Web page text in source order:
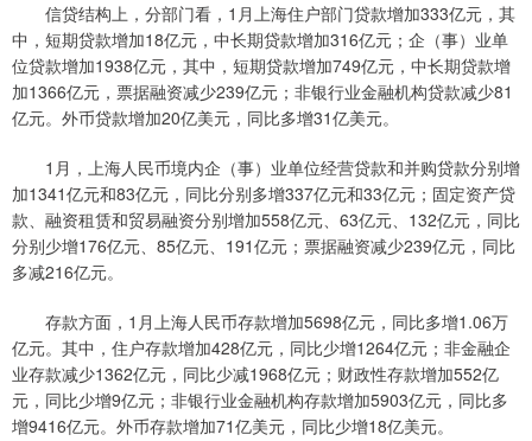
信贷结构上，分部门看，1月上海住户部门贷款增加333亿元，其
中，短期贷款增加18亿元，中长期贷款增加316亿元；企（事）业单
位贷款增加1938亿元，其中，短期贷款增加749亿元，中长期贷款增
加1366亿元，票据融资减少239亿元；非银行业金融机构贷款减少81
亿元。外币贷款增加20亿美元，同比多增31亿美元。
1月，上海人民币境内企（事）业单位经营贷款和并购贷款分别增
加1341亿元和83亿元，同比分别多增337亿元和33亿元；固定资产贷
款、融资租赁和贸易融资分别增加558亿元、63亿元、132亿元，同比
分别少增176亿元、85亿元、191亿元；票据融资减少239亿元，同比
多减216亿元。
存款方面，1月上海人民币存款增加5698亿元，同比多增1.06万
亿元。其中，住户存款增加428亿元，同比少增1264亿元；非金融企
业存款减少1362亿元，同比少减1968亿元；财政性存款增加552亿
元，同比少增9亿元；非银行业金融机构存款增加5903亿元，同比多
增9416亿元。外币存款增加71亿美元，同比少增18亿美元。